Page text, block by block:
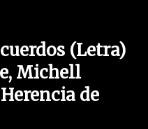
(Letra)
Michell
de